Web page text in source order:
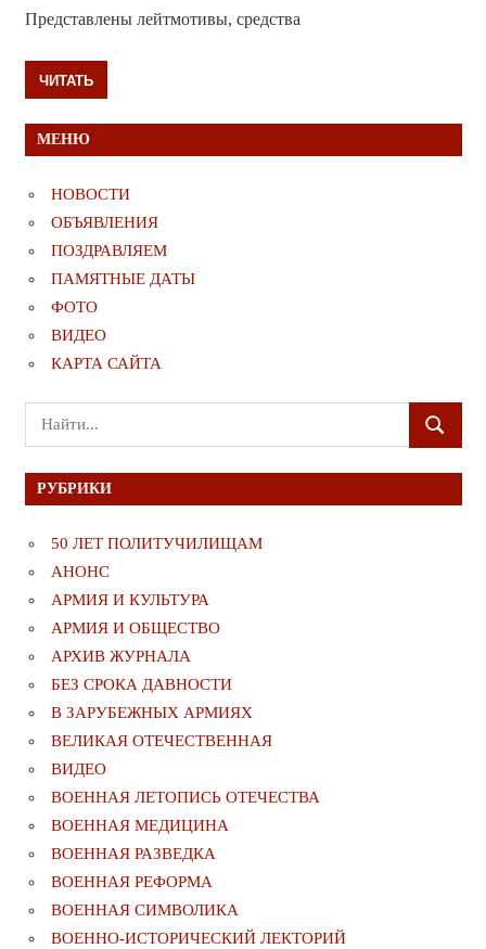
Представлены лейтмотивы, средства
ЧИТАТЬ
МЕНЮ
НОВОСТИ
ОБЪЯВЛЕНИЯ
ПОЗДРАВЛЯЕМ
ПАМЯТНЫЕ ДАТЫ
ФОТО
ВИДЕО
КАРТА САЙТА
Поиск
для:
ПОИСК
РУБРИКИ
50 ЛЕТ ПОЛИТУЧИЛИЩАМ
АНОНС
АРМИЯ И КУЛЬТУРА
АРМИЯ И ОБЩЕСТВО
АРХИВ ЖУРНАЛА
БЕЗ СРОКА ДАВНОСТИ
В ЗАРУБЕЖНЫХ АРМИЯХ
ВЕЛИКАЯ ОТЕЧЕСТВЕННАЯ
ВИДЕО
ВОЕННАЯ ЛЕТОПИСЬ ОТЕЧЕСТВА
ВОЕННАЯ МЕДИЦИНА
ВОЕННАЯ РАЗВЕДКА
ВОЕННАЯ РЕФОРМА
ВОЕННАЯ СИМВОЛИКА
ВОЕННО-ИСТОРИЧЕСКИЙ ЛЕКТОРИЙ